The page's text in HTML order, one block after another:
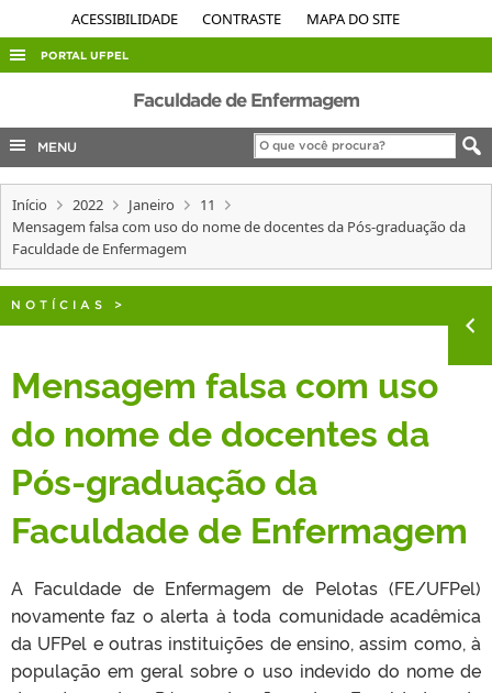
ACESSIBILIDADE CONTRASTE MAPA DO SITE
PORTAL UFPEL
ACESSO À INFORMAÇÃO
AUDITORIA
COBALTO
CONCURSOS
EDITAIS
TELEFONES
Faculdade de Enfermagem
MENU
Início 2022 Janeiro
11
Mensagem falsa com uso do nome de docentes da Pós-graduação da
Faculdade de Enfermagem
NOTÍCIAS >
Mensagem falsa com uso
do nome de docentes da
Pós-graduação da
Faculdade de Enfermagem
A Faculdade de Enfermagem de Pelotas (FE/UFPel)
novamente faz o alerta à toda comunidade acadêmica
da UFPel e outras instituições de ensino, assim como, à
população em geral sobre o uso indevido do nome de